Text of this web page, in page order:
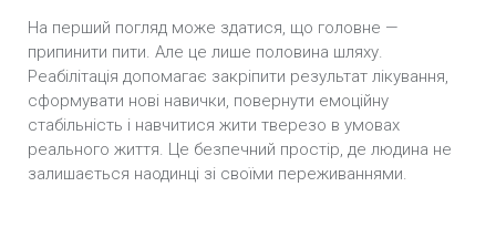
На перший погляд може здатися, що головне —
припинити пити. Але це лише половина шляху.
Реабілітація допомагає закріпити результат лікування,
сформувати нові навички, повернути емоційну
стабільність і навчитися жити тверезо в умовах
реального життя. Це безпечний простір, де людина не
залишається наодинці зі своїми переживаннями.